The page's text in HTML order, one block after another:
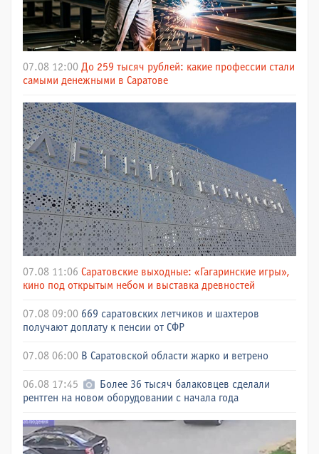
07.08 12:00 До 259 тысяч рублей: какие профессии стали
самыми денежными в Саратове
07.08 11:06 Саратовские выходные: «Гагаринские игры»,
кино под открытым небом и выставка древностей
07.08 09:00 669 саратовских летчиков и шахтеров
получают доплату к пенсии от СФР
07.08 06:00 В Саратовской области жарко и ветрено
06.08 17:45
Более 36 тысяч балаковцев сделали
рентген на новом оборудовании с начала года